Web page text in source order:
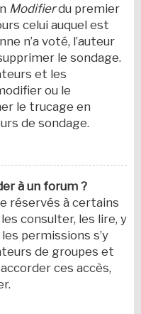
Modifierdu premier
celui auquel est
n’a voté, l’auteur
le sondage.
et les
ou le
le trucage en
de sondage.
à un forum ?
réservés à certains
consulter, les lire, y
permissions s’y
de groupes et
ces accès,